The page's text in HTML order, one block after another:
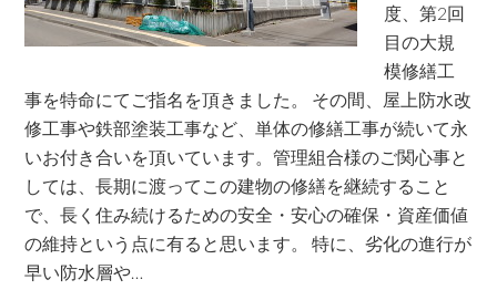
度、第2回
目の大規
模修繕工
事を特命にてご指名を頂きました。 その間、屋上防水改
修工事や鉄部塗装工事など、単体の修繕工事が続いて永
いお付き合いを頂いています。管理組合様のご関心事と
しては、長期に渡ってこの建物の修繕を継続すること
で、長く住み続けるための安全・安心の確保・資産価値
の維持という点に有ると思います。 特に、劣化の進行が
早い防水層や…